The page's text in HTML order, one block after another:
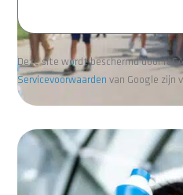
Deze site wordt beschermd door
Servicevoorwaarden van Google zijn